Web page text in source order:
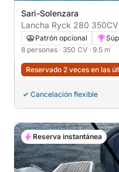
Sari-Solenzara
Lancha Ryck 280 350CV
Patrón opcional
8 personas · 350 CV · 9.5 m
Reservado 2 veces en las
Cancelación flexible
Reserva instantánea